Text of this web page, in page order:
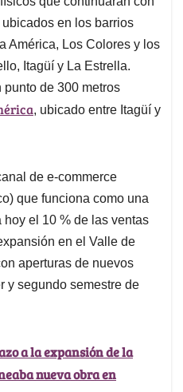
en los barrios
América, Los Colores y los
Itagüí y La Estrella.
punto de 300 metros
, ubicado entre Itagüí y
de e-commerce
que funciona como una
el 10 % de las ventas
en el Valle de
aperturas de nuevos
y segundo semestre de
a la expansión de la
nueva obra en